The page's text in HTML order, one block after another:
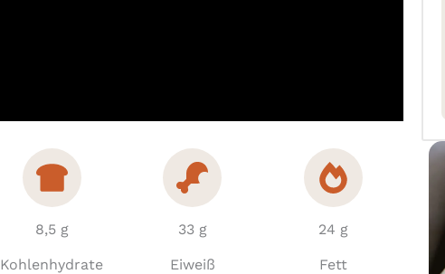
8,5 g
Kohlenhydrate
33 g
Eiweiß
24 g
Fett